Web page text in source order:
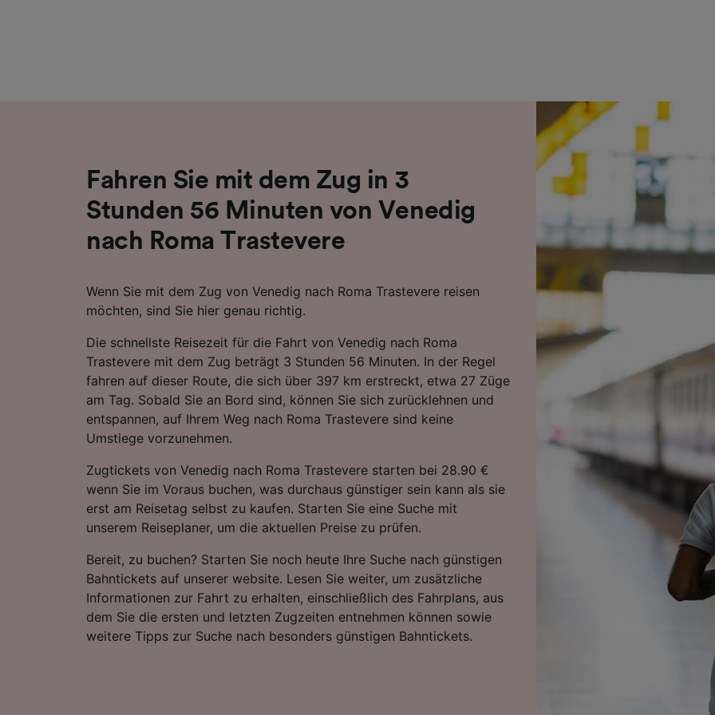
Fahren Sie mit dem Zug in 3
Stunden 56 Minuten von Venedig
nach Roma Trastevere
Wenn Sie mit dem Zug von Venedig nach Roma Trastevere reisen
möchten, sind Sie hier genau richtig.
Die schnellste Reisezeit für die Fahrt von Venedig nach Roma
Trastevere mit dem Zug beträgt 3 Stunden 56 Minuten. In der Regel
fahren auf dieser Route, die sich über 397 km erstreckt, etwa 27 Züge
am Tag. Sobald Sie an Bord sind, können Sie sich zurücklehnen und
entspannen, auf Ihrem Weg nach Roma Trastevere sind keine
Umstiege vorzunehmen.
Zugtickets von Venedig nach Roma Trastevere starten bei 28.90 €
wenn Sie im Voraus buchen, was durchaus günstiger sein kann als sie
erst am Reisetag selbst zu kaufen. Starten Sie eine Suche mit
unserem Reiseplaner, um die aktuellen Preise zu prüfen.
Bereit, zu buchen? Starten Sie noch heute Ihre Suche nach günstigen
Bahntickets auf unserer website. Lesen Sie weiter, um zusätzliche
Informationen zur Fahrt zu erhalten, einschließlich des Fahrplans, aus
dem Sie die ersten und letzten Zugzeiten entnehmen können sowie
weitere Tipps zur Suche nach besonders günstigen Bahntickets.